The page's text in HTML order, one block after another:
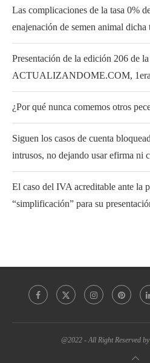
Las complicaciones de la tasa 0%
enajenación de semen animal dicha
Presentación de la edición 206 de
ACTUALIZANDOME.COM, 1era
¿Por qué nunca comemos otros
Siguen los casos de cuenta
intrusos, no dejando usar efirma ni
El caso del IVA acreditable ante la
“simplificación” para su
@2022 - All Right Reserved by